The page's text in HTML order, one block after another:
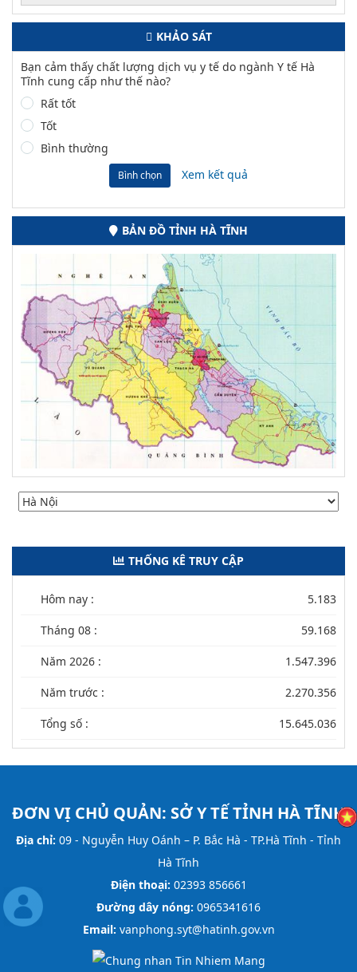
KHẢO SÁT
Bạn cảm thấy chất lượng dịch vụ y tế do ngành Y tế Hà
Tĩnh cung cấp như thế nào?
Rất tốt
Tốt
Bình thường
Bình chọn Xem kết quả
BẢN ĐỒ TỈNH HÀ TĨNH
THỐNG KÊ TRUY CẬP
Hôm nay : 5.183
Tháng 08 : 59.168
Năm 2026 : 1.547.396
Năm trước : 2.270.356
Tổng số : 15.645.036
ĐƠN VỊ CHỦ QUẢN: SỞ Y TẾ TỈNH HÀ TĨNH
Địa chỉ: 09 - Nguyễn Huy Oánh – P. Bắc Hà - TP.Hà Tĩnh - Tỉnh
Hà Tĩnh
Điện thoại: 02393 856661
Đường dây nóng: 0965341616
Email: vanphong.syt@hatinh.gov.vn